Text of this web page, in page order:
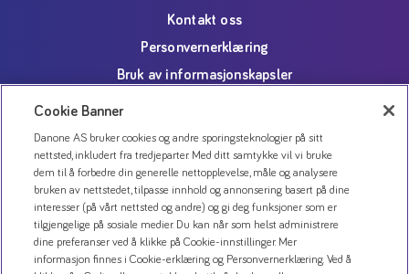
Kontakt oss
Personvernerklæring
Bruk av informasjonskapsler
Cookie Banner
Danone AS bruker cookies og andre sporingsteknologier på sitt
nettsted, inkludert fra tredjeparter. Med ditt samtykke vil vi bruke
dem til å forbedre din generelle nettopplevelse, måle og analysere
bruken av nettstedet, tilpasse innhold og annonsering basert på dine
interesser (på vårt nettsted og andre) og gi deg funksjoner som er
tilgjengelige på sosiale medier. Du kan når som helst administrere
dine preferanser ved å klikke på Cookie-innstillinger. Mer
informasjon finnes i Cookie-erklæring og Personvernerklæring. Ved å